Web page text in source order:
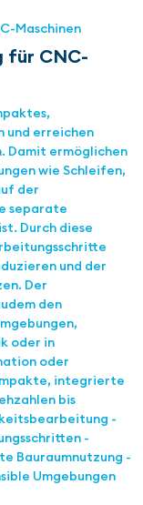
für CNC-
und erreichen
Damit ermöglichen
wie Schleifen,
der
separate
Durch diese
und der
Der
den
oder in
oder
integrierte
bis
-
-
Bauraumnutzung -
Umgebungen